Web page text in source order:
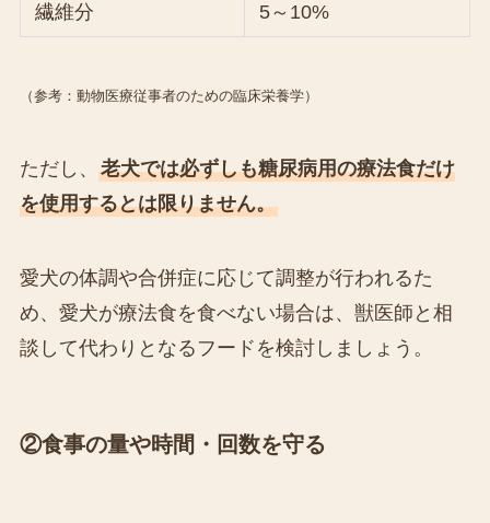
繊維分 5～10%
（参考：動物医療従事者のための臨床栄養学）
ただし、 老犬では必ずしも糖尿病用の療法食だけ
を使用するとは限りません。
愛犬の体調や合併症に応じて調整が行われるた
め、愛犬が療法食を食べない場合は、獣医師と相
談して代わりとなるフードを検討しましょう。
②食事の量や時間・回数を守る